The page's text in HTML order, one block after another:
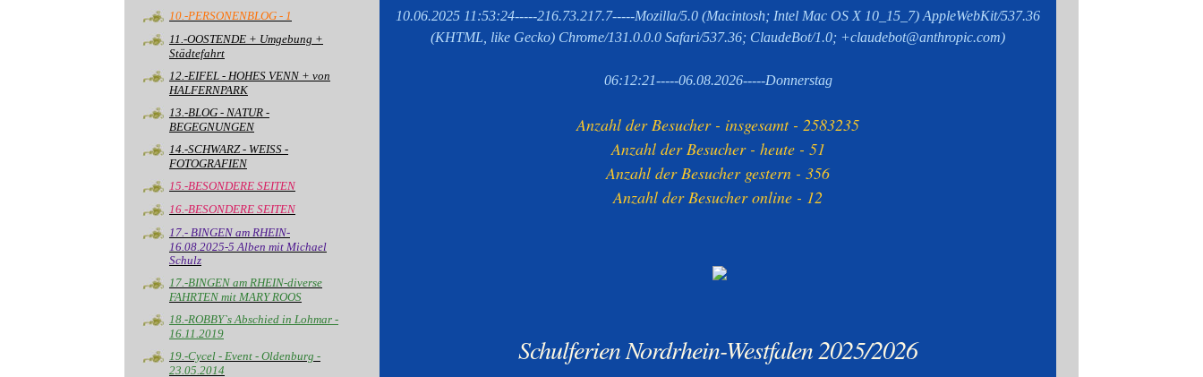
10.-PERSONENBLOG - 1
11.-OOSTENDE + Umgebung +
Städtefahrt
12.-EIFEL - HOHES VENN + von
HALFERNPARK
13.-BLOG - NATUR -
BEGEGNUNGEN
14.-SCHWARZ - WEISS -
FOTOGRAFIEN
15.-BESONDERE SEITEN
16.-BESONDERE SEITEN
17.- BINGEN am RHEIN-
16.08.2025-5 Alben mit Michael
Schulz
17.-BINGEN am RHEIN-diverse
FAHRTEN mit MARY ROOS
18.-ROBBY`s Abschied in Lohmar -
16.11.2019
19.-Cycel - Event - Oldenburg -
23.05.2014
10.06.2025 11:53:24-----216.73.217.7-----Mozilla/5.0 (Macintosh; Intel Mac OS X 10_15_7) AppleWebKit/537.36
(KHTML, like Gecko) Chrome/131.0.0.0 Safari/537.36; ClaudeBot/1.0; +claudebot@anthropic.com)
06:12:21-----06.08.2026-----Donnerstag
Anzahl der Besucher - insgesamt - 2583235
Anzahl der Besucher - heute - 51
Anzahl der Besucher gestern - 356
Anzahl der Besucher online - 12
Schulferien Nordrhein-Westfalen 2025/2026